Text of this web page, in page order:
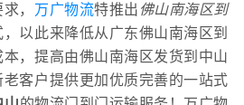
， 万广物流特推出 佛山南海区到
以此来降低从广东佛山南海区到
，提高由佛山南海区发货到中山
客户提供更加优质完善的一站式